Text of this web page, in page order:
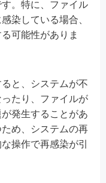
。特に、ファイル
染している場合、
可能性がありま
と、システムが不
たり、ファイルが
発生することがあ
め、システムの再
操作で再感染が引